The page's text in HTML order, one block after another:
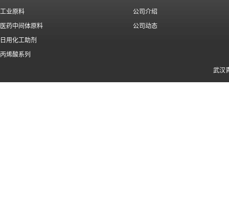
工业原料
医药中间体原料
日用化工助剂
丙烯酸系列
公司介绍
公司动态
武汉